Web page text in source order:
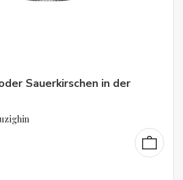
Sauerkirschen in der